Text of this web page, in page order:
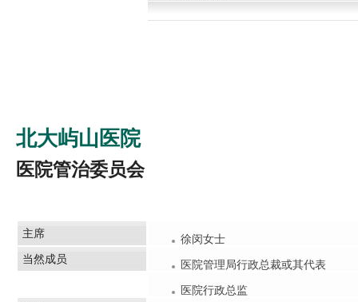
北大屿山医院
医院管治委员会
主席
徐闵女士
当然成员
医院管理局行政总裁或其代表
医院行政总监